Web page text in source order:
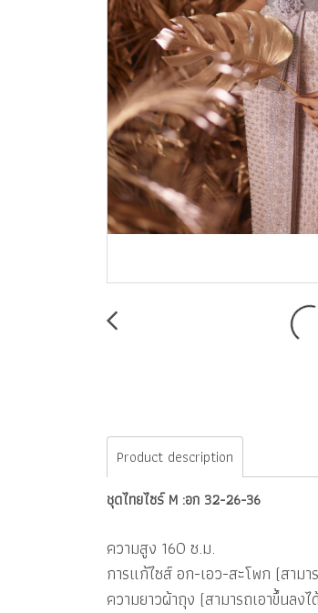
Product description
ชุดไทยไซร์ M :อก 32-26-36
ความสูง 160 ซ.ม.
การแก้ไซส์ อก-เอว-สะโพก (สามา
ความยาวผ้าถุง (สามารถเอาขึ้นลง